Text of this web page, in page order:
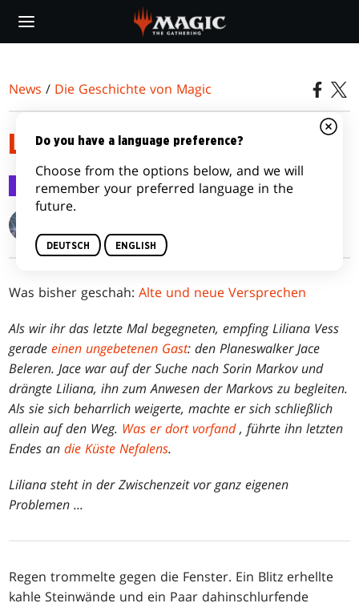
main
News / Die Geschichte von Magic
LILIANAS EMPÖRUNG
Die Geschichte von Magic 20. Apr. 2016
Was bisher geschah:Alte und neue Versprechen
Als wir ihr das letzte Mal begegneten, empfing Liliana Vess
geradeeinen ungebetenen Gast: den Planeswalker Jace
Beleren. Jace war auf der Suche nach Sorin Markov und
drängte Liliana, ihn zum Anwesen der Markovs zu begleiten.
Als sie sich beharrlich weigerte, machte er sich schließlich
allein auf den Weg. Was er dort vorfand, führte ihn letzten
Endes andie Küste Nefalens.
Liliana steht in der Zwischenzeit vor ganz eigenen
Problemen ...
Regen trommelte gegen die Fenster. Ein Blitz erhellte
kahle Steinwände und ein Paar dahinschlurfende
Do you have a language preference?
Choose from the options below, and we will
remember your preferred language in the
future.
DEUTSCH ENGLISH